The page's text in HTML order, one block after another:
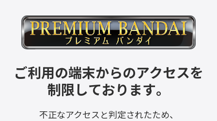
ご利用の端末からのアクセスを
制限しております。
不正なアクセスと判定されたため、